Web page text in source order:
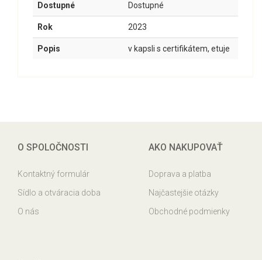
Dostupné Dostupné
Rok 2023
Popis v kapsli s certifikátem, etuje
O SPOLOČNOSTI
Kontaktný formulár
Sídlo a otváracia doba
O nás
AKO NAKUPOVAŤ
Doprava a platba
Najčastejšie otázky
Obchodné podmienky